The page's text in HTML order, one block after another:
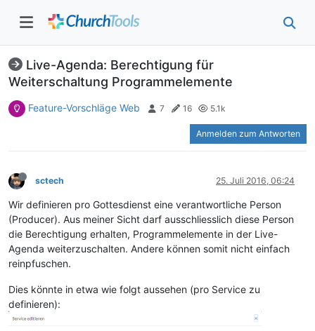
Live-Agenda: Berechtigung für
Weiterschaltung Programmelemente
Feature-Vorschläge Web 7 16 5.1k
Anmelden zum Antworten
sctech 25. Juli 2016, 06:24
Wir definieren pro Gottesdienst eine verantwortliche Person
(Producer). Aus meiner Sicht darf ausschliesslich diese Person
die Berechtigung erhalten, Programmelemente in der Live-
Agenda weiterzuschalten. Andere können somit nicht einfach
reinpfuschen.
Dies könnte in etwa wie folgt aussehen (pro Service zu
definieren):